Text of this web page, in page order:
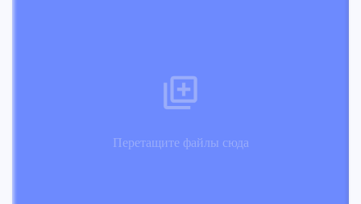
Перетащите файлы сюда